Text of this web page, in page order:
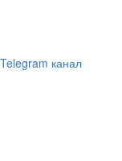
Telegram канал